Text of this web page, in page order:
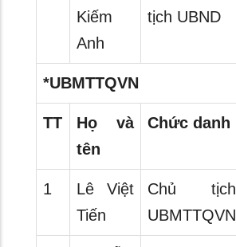
Kiếm
Anh
tịch UBND
*UBMTTQVN
TT
Họ và
tên
Chức danh
1
Lê Việt
Tiến
Chủ tịch
UBMTTQVN